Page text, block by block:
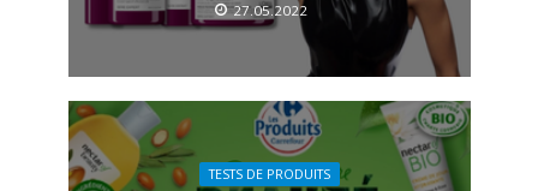
27.05.2022
TESTS DE PRODUITS